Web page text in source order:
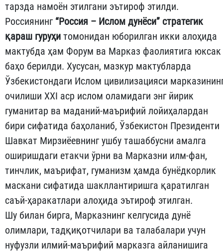
тарзда намоён этилгани эътироф этилди.
Россиянинг “Россия – Ислом дунёси” стратегик
қараш гуруҳи томонидан юборилган икки алоҳида
мактубда ҳам Форум ва Марказ фаолиятига юксак
баҳо берилди. Хусусан, мазкур мактубларда
Ўзбекистондаги Ислом цивилизацияси
очилиши XXI аср ислом оламидаги энг йирик
гуманитар ва маданий-маърифий лойиҳалардан
бири сифатида баҳоланиб, Ўзбекистон Президенти
Шавкат Мирзиёевнинг ушбу ташаббусни амалга
оширишдаги етакчи ўрни ва Марказни илм-фан,
тинчлик, маърифат, гуманизм ҳамда бунёдкорлик
маскани сифатида шакллантиришга қаратилган
саъй-ҳаракатлари алоҳида эътироф этилган.
Шу билан бирга, Марказнинг келгусида дунё
олимлари, тадқиқотчилари ва талабалари учун
нуфузли илмий-маърифий марказга айланишига